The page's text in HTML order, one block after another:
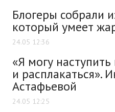
Блогеры собрали
который умеет
24.05 12:36
«Я могу
и расплакаться».
Астафьевой
24.05 12:25